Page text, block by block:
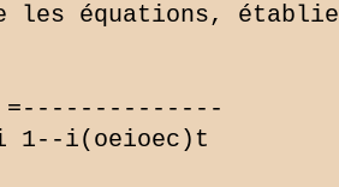
les équations,
=--------------
i(oeioec)t